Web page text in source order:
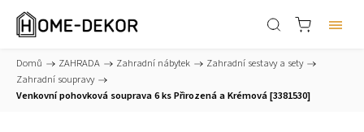
Domů / ZAHRADA / Zahradní nábytek / Zahradní sestavy a sety /
Zahradní soupravy /
Venkovní pohovková souprava 6 ks Přirozená a Krémová [3381530]